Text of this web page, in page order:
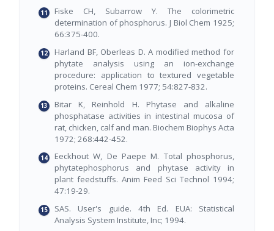
Fiske CH, Subarrow Y. The colorimetric
determination of phosphorus. J Biol Chem 1925;
66:375-400.
Harland BF, Oberleas D. A modified method for
phytate analysis using an ion-exchange
procedure: application to textured vegetable
proteins. Cereal Chem 1977; 54:827-832.
Bitar K, Reinhold H. Phytase and alkaline
phosphatase activities in intestinal mucosa of
rat, chicken, calf and man. Biochem Biophys Acta
1972; 268:442-452.
Eeckhout W, De Paepe M. Total phosphorus,
phytatephosphorus and phytase activity in
plant feedstuffs. Anim Feed Sci Technol 1994;
47:19-29.
SAS. User's guide. 4th Ed. EUA: Statistical
Analysis System Institute, Inc; 1994.